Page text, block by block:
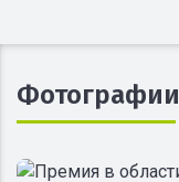
Фотографии